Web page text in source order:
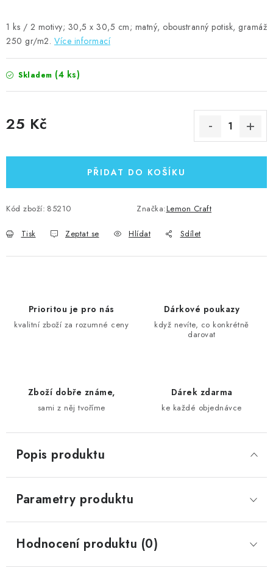
1 ks / 2 motivy; 30,5 x 30,5 cm; matný, oboustranný potisk, gramáž
250 gr/m2. Více informací
Skladem (4 ks)
25 Kč
PŘIDAT DO KOŠÍKU
Kód zboží: 85210 Značka:Lemon Craft
Tisk Zeptat se Hlídat Sdílet
Prioritou je pro nás
kvalitní zboží za rozumné ceny
Dárkové poukazy
když nevíte, co konkrétně
darovat
Zboží dobře známe,
sami z něj tvoříme
Dárek zdarma
ke každé objednávce
Popis produktu
Parametry produktu
Hodnocení produktu (0)